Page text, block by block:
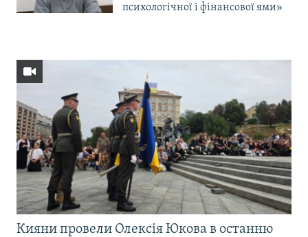
психологічної і фінансової ями»
Кияни провели Олексія Юкова в останню